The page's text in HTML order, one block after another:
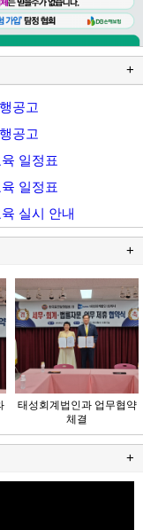
+
공고
공고
일정표
일정표
실시 안내
+
태성회계법인과 업무협약
체결
+